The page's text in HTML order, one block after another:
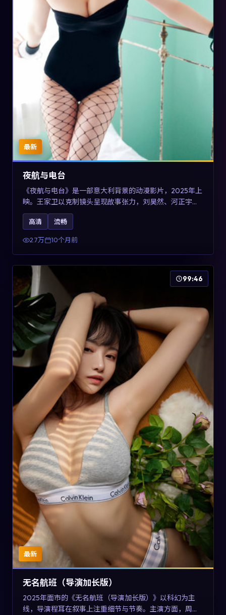
最新
夜航与电台
《夜航与电台》是一部意大利背景的动漫影片，2025年上
映。王家卫以克制镜头呈现故事张力，刘昊然、河正宇与
王景春的对手戏可圈可点。剧情层面以多线叙事拼贴都市
边缘人的选择与救赎，对关注导演风格与演员阵容的观众
具有检索与收藏价值。
高清 流畅
2.7万 10个月前
最新
99:46
无名航班（导演加长版）
2025年面市的《无名航班（导演加长版）》以科幻为主
线，导演程耳在叙事上注重细节与节奏。主演方面，周冬